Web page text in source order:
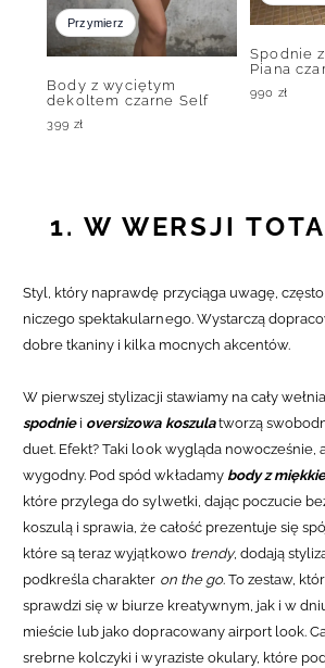
Przymierz
Body z wyciętym
dekoltem czarne Self
399 zł
Spodnie
Piana
990 zł
1. W WERSJI
Styl, który naprawdę przyciąga uwagę,
niczego spektakularnego. Wystarczą
dobre tkaniny i kilka mocnych akcentów.
W pierwszej stylizacji stawiamy na cały
spodniei oversizowa koszulatworzą
duet. Efekt? Taki look wygląda nowocześnie,
wygodny. Pod spód wkładamy body z
które przylega do sylwetki, dając poczucie
koszulą i sprawia, że całość prezentuje się
które są teraz wyjątkowo trendy, dodają
podkreśla charakter on the go. To zestaw,
sprawdzi się w biurze kreatywnym, jak i w
mieście lub jako dopracowany airport look.
srebrne kolczyki i wyraziste okulary, które